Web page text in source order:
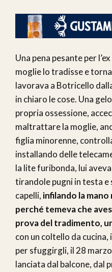
Una pena pesante per
moglie lo tradisse e
lavorava a Botricello
in chiaro le cose. Una
propria ossessione,
maltrattare la moglie,
figlia minorenne,
installando delle
la lite furibonda, lui
tirandole pugni in testa
capelli, infilando la
perché temeva che
prova del tradimento,
con un coltello da cucina,
per sfuggirgli, il 28
lanciata dal balcone, dal